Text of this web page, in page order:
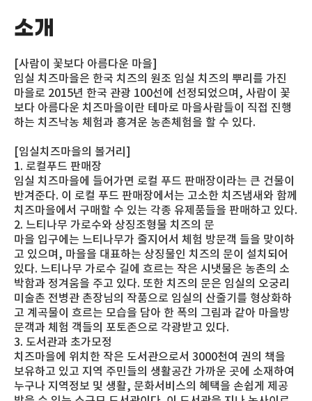
소개
[사람이 꽃보다 아름다운 마을]
임실 치즈마을은 한국 치즈의 원조 임실 치즈의 뿌리를 가진
마을로 2015년 한국 관광 100선에 선정되었으며, 사람이 꽃
보다 아름다운 치즈마을이란 테마로 마을사람들이 직접 진행
하는 치즈낙농 체험과 흥겨운 농촌체험을 할 수 있다.
[임실치즈마을의 볼거리]
1. 로컬푸드 판매장
임실 치즈마을에 들어가면 로컬 푸드 판매장이라는 큰 건물이
반겨준다. 이 로컬 푸드 판매장에서는 고소한 치즈냄새와 함께
치즈마을에서 구매할 수 있는 각종 유제품들을 판매하고 있다.
2. 느티나무 가로수와 상징조형물 치즈의 문
마을 입구에는 느티나무가 줄지어서 체험 방문객 들을 맞이하
고 있으며, 마을을 대표하는 상징물인 치즈의 문이 설치되어
있다. 느티나무 가로수 길에 흐르는 작은 시냇물은 농촌의 소
박함과 정겨움을 주고 있다. 또한 치즈의 문은 임실의 오궁리
미술촌 전병관 촌장님의 작품으로 임실의 산줄기를 형상화하
고 계곡물이 흐르는 모습을 담아 한 폭의 그림과 같아 마을방
문객과 체험 객들의 포토존으로 각광받고 있다.
3. 도서관과 초가모정
치즈마을에 위치한 작은 도서관으로서 3000천여 권의 책을
보유하고 있고 지역 주민들의 생활공간 가까운 곳에 소재하여
누구나 지역정보 및 생활, 문화서비스의 혜택을 손쉽게 제공